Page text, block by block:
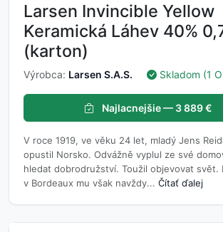
Larsen Invincible Yellow
Keramická Láhev 40%
(karton)
Výrobca: Larsen S.A.S. Skladom (1
Najlacnejšie — 3 889 €
V roce 1919, ve věku 24 let, mladý Jens
opustil Norsko. Odvážně vyplul ze své
hledat dobrodružství. Toužil objevovat svět.
v Bordeaux mu však navždy... Čítať ďalej